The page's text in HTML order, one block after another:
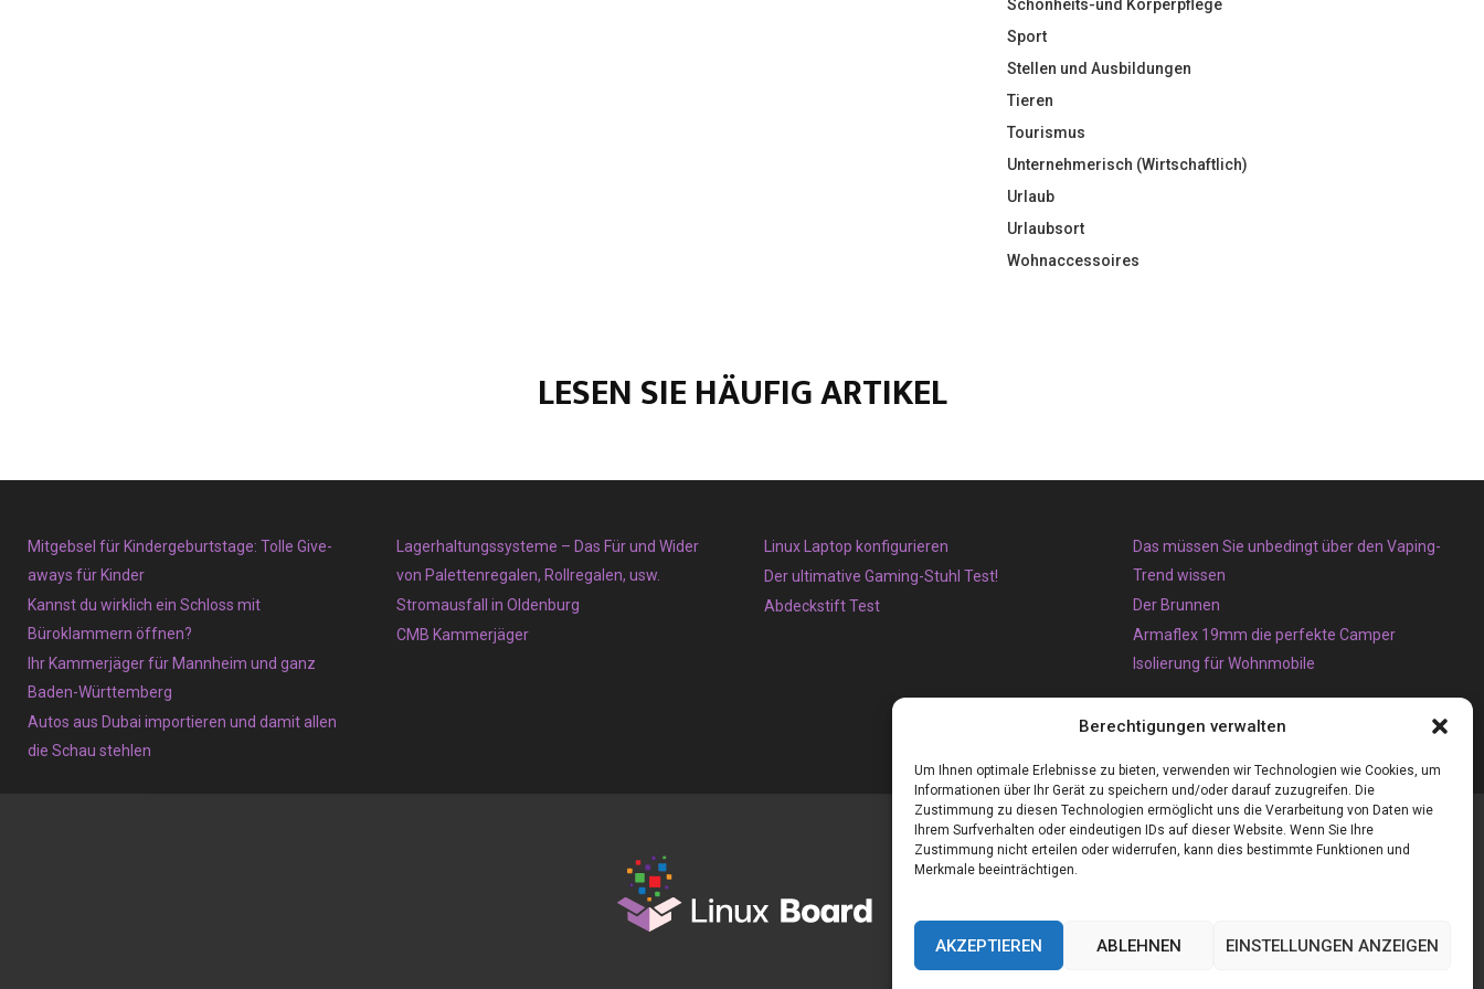
Berechtigungen verwalten
Um Ihnen optimale Erlebnisse zu bieten, verwenden wir Technologien wie Cookies, um
Informationen über Ihr Gerät zu speichern und/oder darauf zuzugreifen. Die
Zustimmung zu diesen Technologien ermöglicht uns die Verarbeitung von Daten wie
Ihrem Surfverhalten oder eindeutigen IDs auf dieser Website. Wenn Sie Ihre
Zustimmung nicht erteilen oder widerrufen, kann dies bestimmte Funktionen und
Merkmale beeinträchtigen.
AKZEPTIEREN ABLEHNEN EINSTELLUNGEN ANZEIGEN
Schönheits-und Körperpflege
Sport
Stellen und Ausbildungen
Tieren
Tourismus
Unternehmerisch (Wirtschaftlich)
Urlaub
Urlaubsort
Wohnaccessoires
LESEN SIE HÄUFIG ARTIKEL
Mitgebsel für Kindergeburtstage: Tolle Give-
aways für Kinder
Kannst du wirklich ein Schloss mit
Büroklammern öffnen?
Ihr Kammerjäger für Mannheim und ganz
Baden-Württemberg
Autos aus Dubai importieren und damit allen
die Schau stehlen
Lagerhaltungssysteme – Das Für und Wider
von Palettenregalen, Rollregalen, usw.
Stromausfall in Oldenburg
CMB Kammerjäger
Linux Laptop konfigurieren
Der ultimative Gaming-Stuhl Test!
Abdeckstift Test
Das müssen Sie unbedingt über den Vaping-
Trend wissen
Der Brunnen
Armaflex 19mm die perfekte Camper
Isolierung für Wohnmobile